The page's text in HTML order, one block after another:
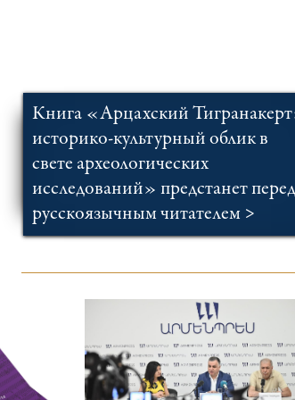
Книга «Арцахский
историко-культурный облик в
свете археологических
исследований» предстанет перед
русскоязычным читателем >